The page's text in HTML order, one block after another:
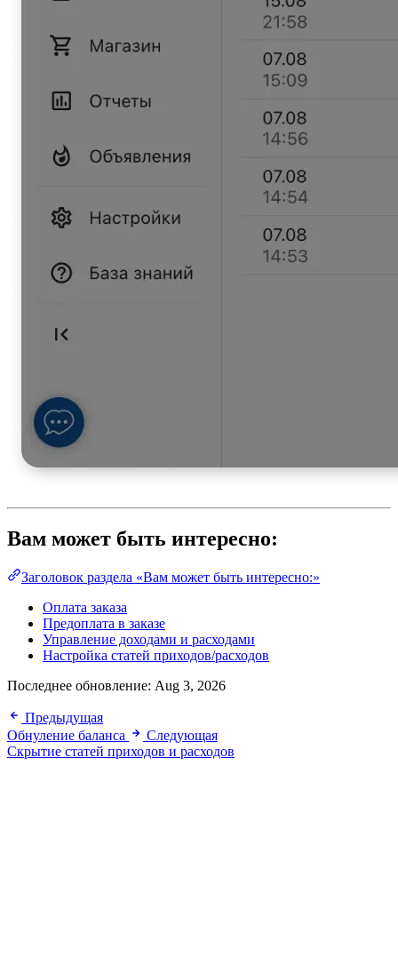
Вам может быть интересно:
Заголовок раздела «Вам может быть интересно:»
Оплата заказа
Предоплата в заказе
Управление доходами и расходами
Настройка статей приходов/расходов
Последнее обновление: Aug 3, 2026
Предыдущая
Обнуление баланса
Следующая
Скрытие статей приходов и расходов